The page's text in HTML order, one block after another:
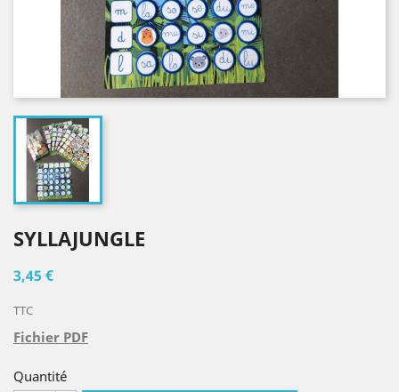
SYLLAJUNGLE
3,45 €
TTC
Fichier PDF
Quantité